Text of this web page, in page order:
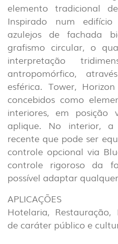
INFORMAÇÃO LEGAL
A
NOTÍCIAS
DENÚNCIAS
elemento tradicional
Inspirado num
azulejos de fachada
grafismo circular, o
interpretação
antropomórfico,
esférica. Tower,
concebidos como
interiores, em posição
aplique. No interior, a
recente que pode ser
controle opcional via
controle rigoroso da
possível adaptar
APLICAÇÕES
Hotelaria, Restauração,
de caráter público e